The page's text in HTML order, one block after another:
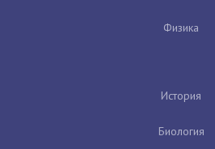
Физика
История
Биология